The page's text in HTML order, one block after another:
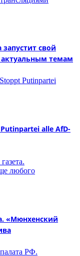
запустит свой
актуальным темам
alle AfD-
«Мюнхенский